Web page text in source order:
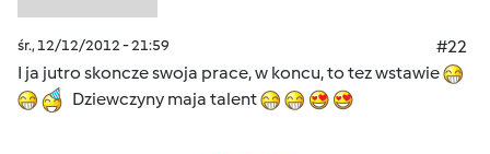
śr., 12/12/2012 - 21:59
#22
I ja jutro skoncze swoja prace, w koncu, to tez wstawie
Dziewczyny maja talent